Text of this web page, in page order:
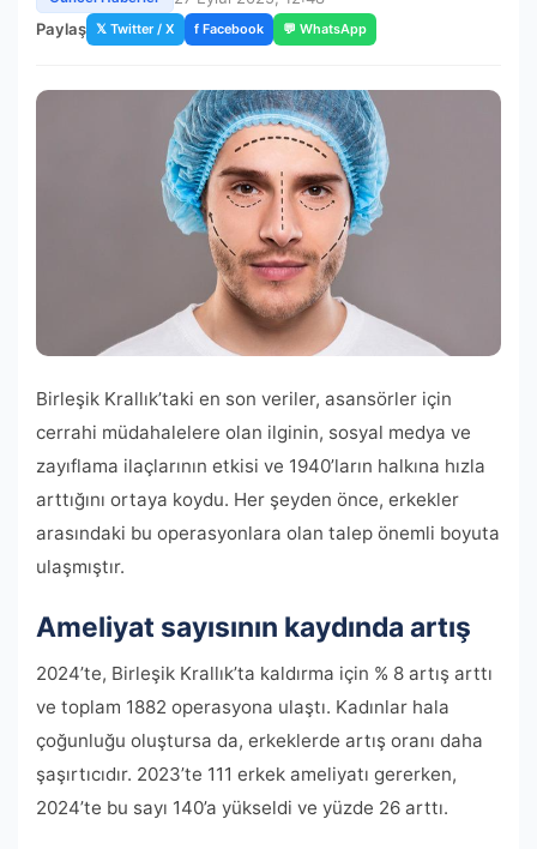
Paylaş 𝕏 Twitter / X f Facebook 💬 WhatsApp
Birleşik Krallık’taki en son veriler, asansörler için
cerrahi müdahalelere olan ilginin, sosyal medya ve
zayıflama ilaçlarının etkisi ve 1940’ların halkına hızla
arttığını ortaya koydu. Her şeyden önce, erkekler
arasındaki bu operasyonlara olan talep önemli boyuta
ulaşmıştır.
Ameliyat sayısının kaydında artış
2024’te, Birleşik Krallık’ta kaldırma için % 8 artış arttı
ve toplam 1882 operasyona ulaştı. Kadınlar hala
çoğunluğu oluştursa da, erkeklerde artış oranı daha
şaşırtıcıdır. 2023’te 111 erkek ameliyatı gererken,
2024’te bu sayı 140’a yükseldi ve yüzde 26 arttı.